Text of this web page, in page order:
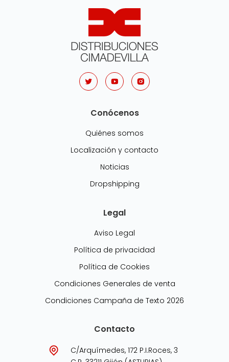
Conócenos
Quiénes somos
Localización y contacto
Noticias
Dropshipping
Legal
Aviso Legal
Política de privacidad
Política de Cookies
Condiciones Generales de venta
Condiciones Campaña de Texto 2026
Contacto
C/Arquímedes, 172 P.I.Roces, 3